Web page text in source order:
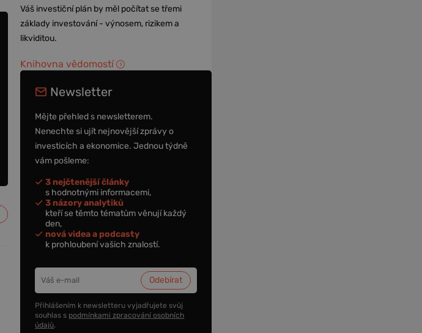
Váš investiční plán by měl počítat se třemi
základy investování - výnosem, rizikem a
likviditou.
Knihovna vědomostí
Newsletter
Mějte přehled s newsletterem.
Nenechte si ujít nejnovější zprávy o
investicích a ekonomice. Jednou týdně
vám pošleme:
3 nejčtenější články
s hodnotnými informacemi,
3 názory analytiků
kteří se těmto tématům věnují každý
den,
nová videa a podcasty
k prohloubení vašich znalostí.
Přihlášením k newsletteru vyjadřujete svůj
souhlas s podmínkami zpracování osobních
údajů.